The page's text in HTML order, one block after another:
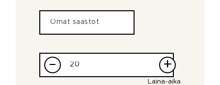
– +
Laina-aika